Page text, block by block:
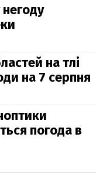
на тлі
на 7 серпня
погода в